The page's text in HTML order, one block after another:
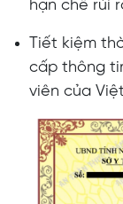
hạn chế rủi
Tiết kiệm
cấp thông
viên của